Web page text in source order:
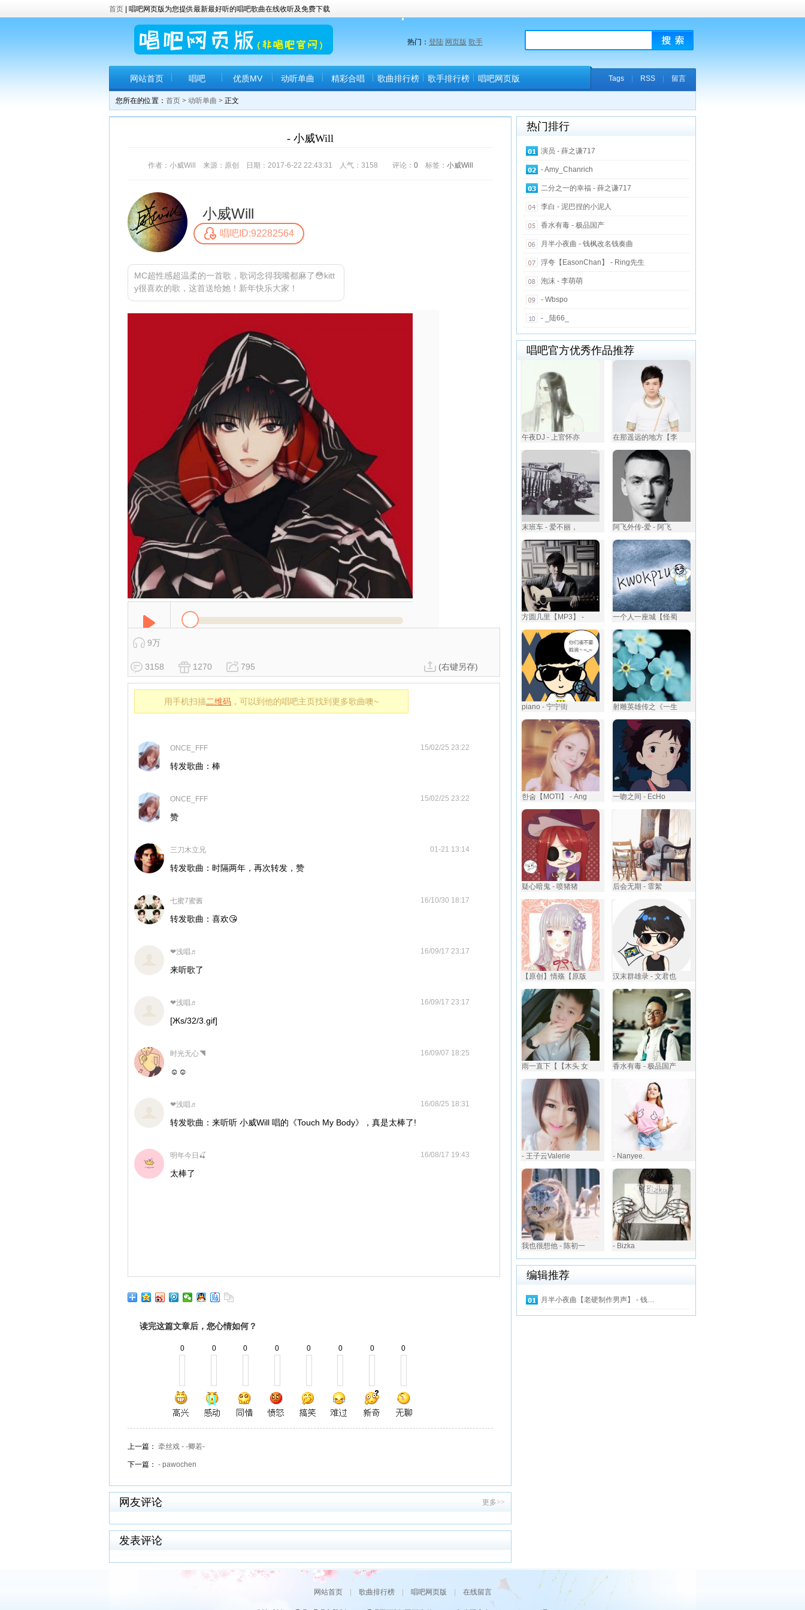
首页 | 唱吧网页版为您提供最新最好听的唱吧歌曲在线收听及免费下载
热门： 登陆 网页版 歌手
网站首页 唱吧 优质MV 动听单曲 精彩合唱 歌曲排行榜 歌手排行榜 唱吧网页版 Tags| RSS| 留言
您所在的位置： 首页 > 动听单曲 > 正文
- 小威Will
作者：小威Will 来源：原创 日期：2017-6-22 22:43:31 人气： 3158 评论： 0标签： 小威Will
小威Will
唱吧ID:92282564
MC超性感超温柔的一首歌，歌词念得我嘴都麻了😳kitt
y很喜欢的歌，这首送给她！新年快乐大家！
9万
3158 1270 795 (右键另存)
用手机扫描二维码 ，可以到他的唱吧主页找到更多歌曲噢~
ONCE_FFF 15/02/25 23:22
转发歌曲：棒
ONCE_FFF 15/02/25 23:22
赞
三刀木立兄 01-21 13:14
转发歌曲：时隔两年，再次转发，赞
七蜜7蜜酱 16/10/30 18:17
转发歌曲：喜欢😘
❤浅唱♬ 16/09/17 23:17
来听歌了
❤浅唱♬ 16/09/17 23:17
[Жs/32/3.gif]
时光无心◥ 16/09/07 18:25
☺☺
❤浅唱♬ 16/08/25 18:31
转发歌曲：来听听 小威Will 唱的《Touch My Body》，真是太棒了!
明年今日🍒 16/08/17 19:43
太棒了
读完这篇文章后，您心情如何？
0 0 0 0 0 0 0 0
上一篇： 牵丝戏 - -卿若-
下一篇： - pawochen
更多>>
网友评论
发表评论
热门排行
演员 - 薛之谦717
- Amy_Chanrich
二分之一的幸福 - 薛之谦717
李白 - 泥巴捏的小泥人
香水有毒 - 极品国产
月半小夜曲 - 钱枫改名钱奏曲
浮夸【EasonChan】 - Ring先生
泡沫 - 李萌萌
- Wbspo
- _陆66_
唱吧官方优秀作品推荐
午夜DJ - 上官怀亦 在那遥远的地方【李
末班车 - 爱不丽， 阿飞外传-爱 - 阿飞
方圆几里【MP3】 - 一个人一座城【怪蜀
piano - 宁宁街 射雕英雄传之《一生
한숨【MOTI】 - Ang 一吻之间 - EcHo
疑心暗鬼 - 喷猪猪 后会无期 - 霏絮
【原创】情殇【原版 汉末群雄录 - 文君也
雨一直下【【木头 女 香水有毒 - 极品国产
- 王子云Valerie - Nanyee.
我也很想他 - 陈初一 - Bizka
编辑推荐
月半小夜曲【老硬制作男声】 - 钱…
网站首页| 歌曲排行榜| 唱吧网页版 在线留言